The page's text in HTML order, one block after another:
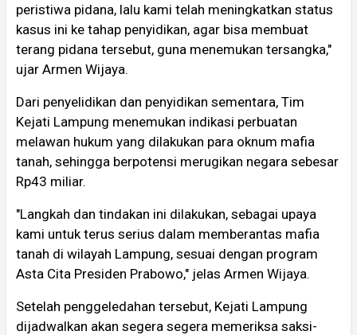
peristiwa pidana, lalu kami telah meningkatkan status
kasus ini ke tahap penyidikan, agar bisa membuat
terang pidana tersebut, guna menemukan tersangka,"
ujar Armen Wijaya.
Dari penyelidikan dan penyidikan sementara, Tim
Kejati Lampung menemukan indikasi perbuatan
melawan hukum yang dilakukan para oknum mafia
tanah, sehingga berpotensi merugikan negara sebesar
Rp43 miliar.
"Langkah dan tindakan ini dilakukan, sebagai upaya
kami untuk terus serius dalam memberantas mafia
tanah di wilayah Lampung, sesuai dengan program
Asta Cita Presiden Prabowo," jelas Armen Wijaya.
Setelah penggeledahan tersebut, Kejati Lampung
dijadwalkan akan segera segera memeriksa saksi-